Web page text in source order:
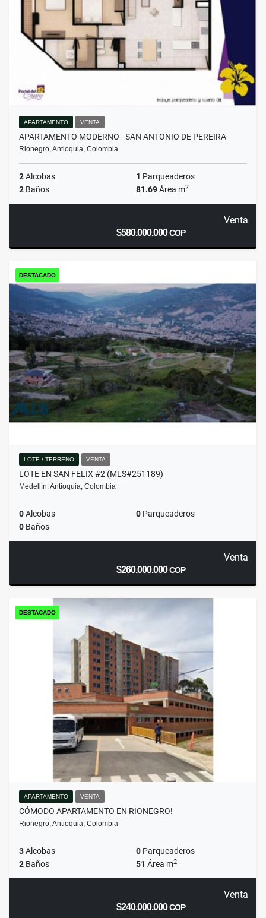
APARTAMENTO VENTA
APARTAMENTO MODERNO - SAN ANTONIO DE PEREIRA
Rionegro, Antioquia, Colombia
2Alcobas 1 Parqueaderos
2 Baños 81.69Área m2
Venta
$580.000.000COP
DESTACADO
LOTE / TERRENO VENTA
LOTE EN SAN FELIX #2 (MLS#251189)
Medellín, Antioquia, Colombia
0Alcobas 0 Parqueaderos
0 Baños
Venta
$260.000.000COP
DESTACADO
APARTAMENTO VENTA
CÓMODO APARTAMENTO EN RIONEGRO!
Rionegro, Antioquia, Colombia
3Alcobas 0 Parqueaderos
2 Baños 51 Área m2
Venta
$240.000.000COP